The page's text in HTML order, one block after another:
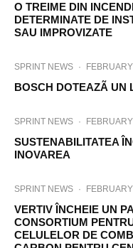
O TREIME DIN
DETERMINATE DE
SAU IMPROVIZATE
SPRINT NEWS ·
BOSCH DOTEAZÃ UN
SPRINT NEWS ·
SUSTENABILITATEA
INOVAREA
SPRINT NEWS ·
VERTIV ÎNCHEIE UN
CONSORTIUM
CELULELOR DE